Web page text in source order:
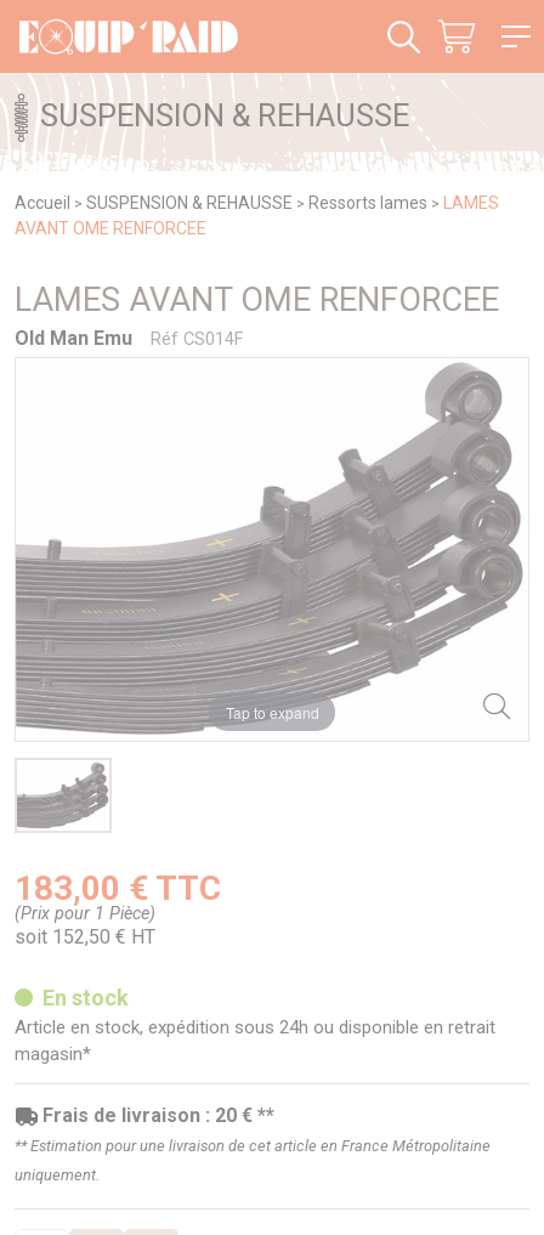
SUSPENSION & REHAUSSE
Accueil > SUSPENSION & REHAUSSE > Ressorts lames > LAMES
AVANT OME RENFORCEE
LAMES AVANT OME RENFORCEE
Old Man Emu Réf CS014F
Tap to expand
183,00 € TTC
(Prix pour 1 Pièce)
soit 152,50 € HT
En stock
Article en stock, expédition sous 24h ou disponible en retrait
magasin*
Frais de livraison : 20 € **
** Estimation pour une livraison de cet article en France Métropolitaine
uniquement.
Panneau de gestion des cookies